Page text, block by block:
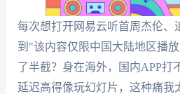
每次想打开网易云听首周杰伦、
到"该内容仅限中国大陆地区播
了半截？身在海外，国内APP打
延迟高得像玩幻灯片，这种痛我